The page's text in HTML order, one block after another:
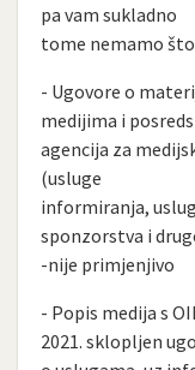
pa vam sukladno
tome nemamo
- Ugovore o
medijima i
agencija za
(usluge
informiranja,
sponzorstva i
-nije primjenjivo
- Popis medija s
2021. sklopljen